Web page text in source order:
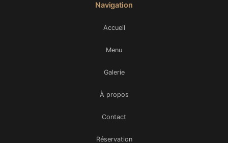
Navigation
Accueil
Menu
Galerie
À propos
Contact
Réservation